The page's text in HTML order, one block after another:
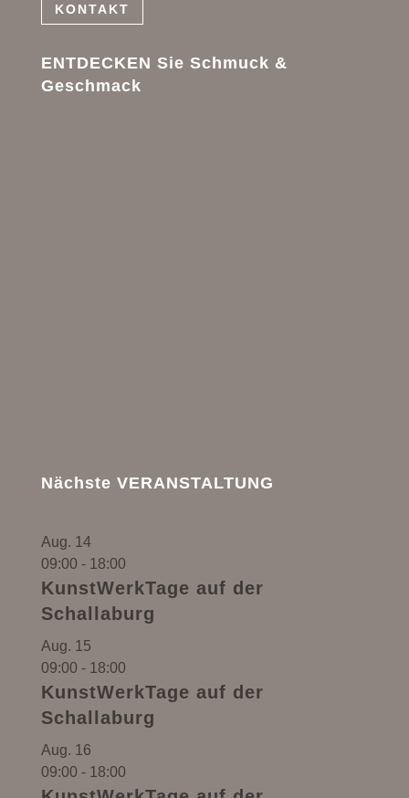
KONTAKT
ENTDECKEN Sie Schmuck &
Geschmack
Nächste VERANSTALTUNG
Aug. 14
09:00 - 18:00
KunstWerkTage auf der
Schallaburg
Aug. 15
09:00 - 18:00
KunstWerkTage auf der
Schallaburg
Aug. 16
09:00 - 18:00